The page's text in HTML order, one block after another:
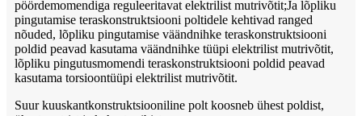
pöördemomendiga reguleeritavat elektrilist mutrivõtit;Ja lõpliku
pingutamise teraskonstruktsiooni poltidele kehtivad ranged
nõuded, lõpliku pingutamise väändnihke teraskonstruktsiooni
poldid peavad kasutama väändnihke tüüpi elektrilist mutrivõtit,
lõpliku pingutusmomendi teraskonstruktsiooni poldid peavad
kasutama torsioontüüpi elektrilist mutrivõtit.
Suur kuuskantkonstruktsiooniline polt koosneb ühest poldist,